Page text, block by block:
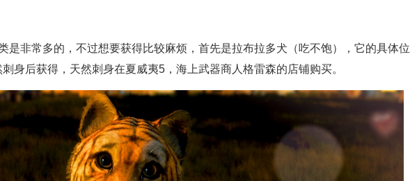
是非常多的，不过想要获得比较麻烦，首先是拉布拉多犬（吃不饱），它的具体位
身后获得，天然刺身在夏威夷5，海上武器商人格雷森的店铺购买。